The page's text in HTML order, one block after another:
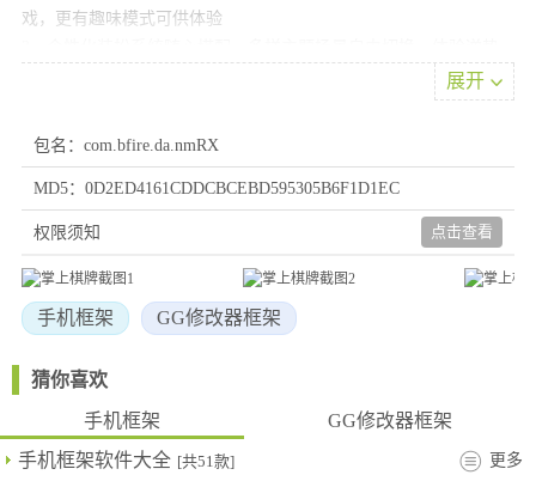
戏，更有趣味模式可供体验
1、新手引导系统完善，可快速掌握基础规则，多个场次自由选
择，与资深玩家交流切磋
2、排位赛竞争精彩纷呈，通过累计积分提升排名赢取荣誉，丰厚
奖励等待获取，可与好友一较高下
3、持续推出主题活动，节日专属玩法别具特色，参与即可获得惊
喜奖励，乐趣源源不断
更新内容
1.修复已知bug
展开
包名：com.bfire.da.nmRX
MD5：0D2ED4161CDDCBCEBD595305B6F1D1EC
权限须知 点击查看
手机框架 GG修改器框架
猜你喜欢
手机框架
GG修改器框架
手机框架软件大全 [共51款] 更多